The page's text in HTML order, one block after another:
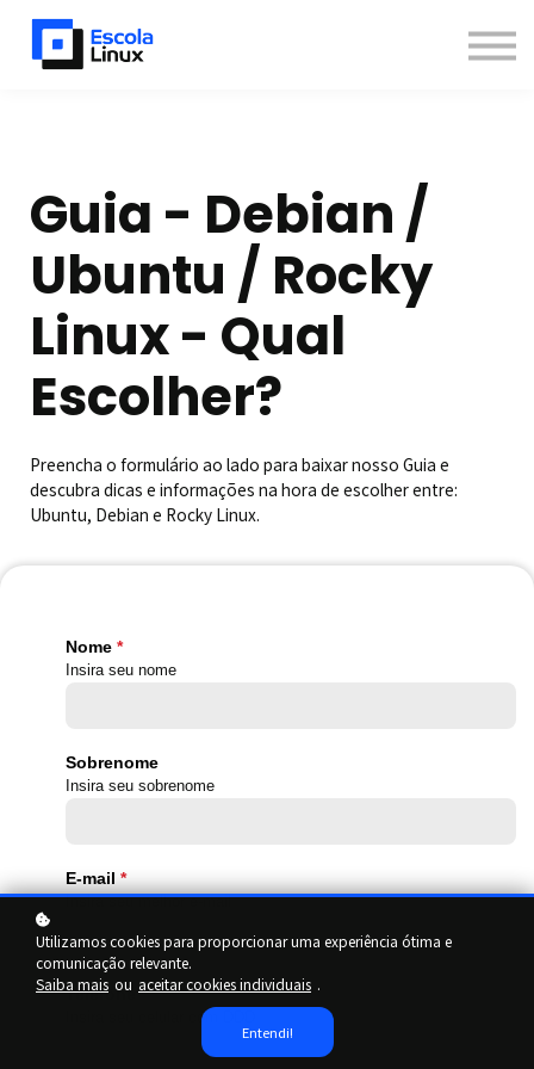
Inscreva-se
Já sou aluno
Newsletter
Guia - Debian /
Ubuntu / Rocky
Linux - Qual
Escolher?
Preencha o formulário ao lado para baixar nosso Guia e
descubra dicas e informações na hora de escolher entre:
Ubuntu, Debian e Rocky Linux.
Nome
Insira seu nome
Sobrenome
Insira seu sobrenome
E-mail
Insira seu melhor e-mail
Telefone
Insira seu celular com DDD
Utilizamos cookies para proporcionar uma experiência ótima e
comunicação relevante.
Saiba mais ou aceitar cookies individuais .
Entendi!